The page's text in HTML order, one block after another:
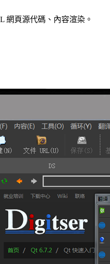
網頁源代碼、內容渲染。